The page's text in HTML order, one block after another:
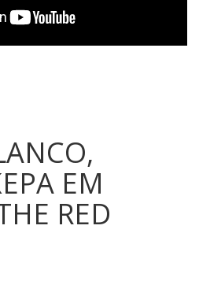
EM
RED